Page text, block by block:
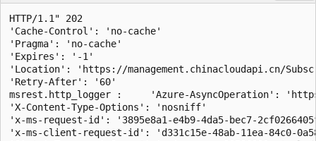
HTTP/1.1" 202
'Cache-Control': 'no-cache'
'Pragma': 'no-cache'
'Expires': '-1'
'Location': 'https://management.chinacloudapi.cn/
'Retry-After': '60'
msrest.http_logger :     'Azure-AsyncOperation':
'X-Content-Type-Options': 'nosniff'
'x-ms-request-id': '3895e8a1-e4b9-4da5-bec7-
'x-ms-client-request-id': 'd331c15e-48ab-11ea-84c0-